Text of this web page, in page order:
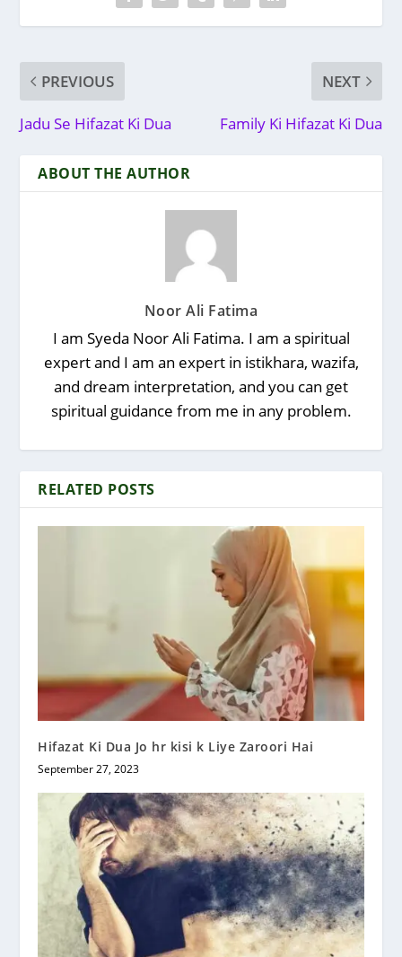
PREVIOUS
Jadu Se Hifazat Ki Dua
NEXT
Family Ki Hifazat Ki Dua
ABOUT THE AUTHOR
Noor Ali Fatima
I am Syeda Noor Ali Fatima. I am a spiritual
expert and I am an expert in istikhara, wazifa,
and dream interpretation, and you can get
spiritual guidance from me in any problem.
RELATED POSTS
Hifazat Ki Dua Jo hr kisi k Liye Zaroori Hai
September 27, 2023